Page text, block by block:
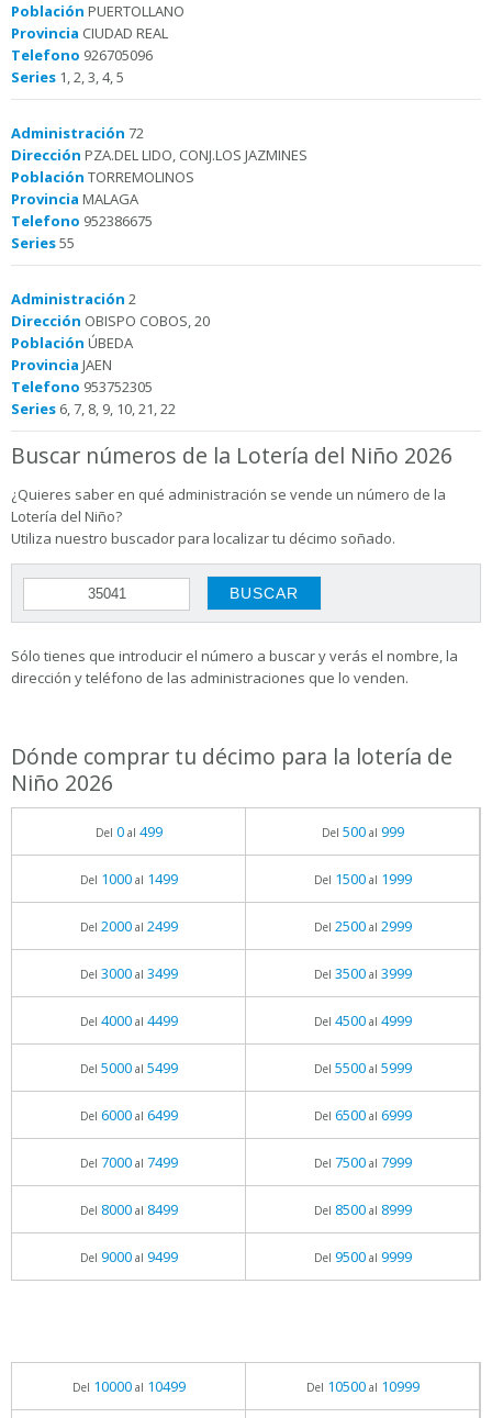
Población PUERTOLLANO
Provincia CIUDAD REAL
Telefono 926705096
Series 1, 2, 3, 4, 5
Administración 72
Dirección PZA.DEL LIDO, CONJ.LOS JAZMINES
Población TORREMOLINOS
Provincia MALAGA
Telefono 952386675
Series55
Administración 2
Dirección OBISPO COBOS, 20
Población ÚBEDA
Provincia JAEN
Telefono 953752305
Series 6, 7, 8, 9, 10, 21, 22
Buscar números de la Lotería del Niño 2026
¿Quieres saber en qué administración se vende un número de la
Lotería del Niño?
Utiliza nuestro buscador para localizar tu décimo soñado.
Sólo tienes que introducir el número a buscar y verás el nombre, la
dirección y teléfono de las administraciones que lo venden.
Dónde comprar tu décimo para la lotería de
Niño 2026
Del 0al 499 Del 500al 999
Del 1000al 1499 Del 1500al 1999
Del 2000al 2499 Del 2500al 2999
Del 3000al 3499 Del 3500al 3999
Del 4000al 4499 Del 4500al 4999
Del 5000al 5499 Del 5500al 5999
Del 6000al 6499 Del 6500al 6999
Del 7000al 7499 Del 7500al 7999
Del 8000al 8499 Del 8500al 8999
Del 9000al 9499 Del 9500al 9999
Del 10000al 10499 Del 10500al 10999